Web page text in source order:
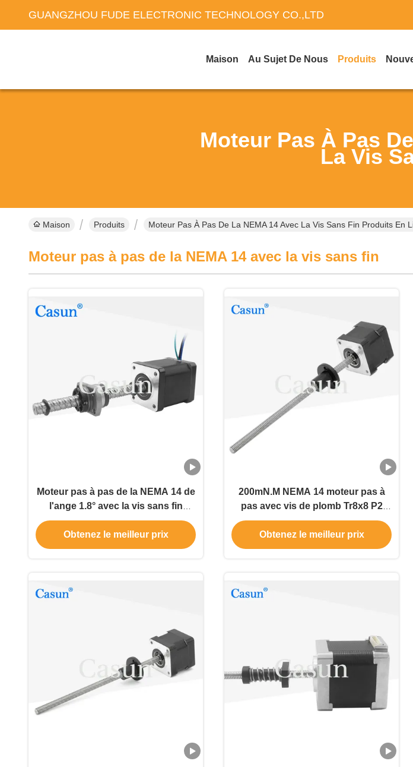
GUANGZHOU FUDE ELECTRONIC TECHNOLOGY CO.,LTD
Maison Au Sujet De Nous Produits
Moteur Pas À Pas
La Vis
Maison Produits Moteur Pas À Pas De La NEMA 14 Avec La Vis Sans Fin Produits En
Moteur pas à pas de la NEMA 14 avec la vis sans fin
Moteur pas à pas de la NEMA 14 de
l'ange 1.8° avec la vis sans fin
0.36N.M Tr 8*8
Obtenez le meilleur prix
200mN.M NEMA 14 moteur pas à
pas avec vis de plomb Tr8x8 P2
moteur pas à pas captif pour les
équipements Madecal
Obtenez le meilleur prix